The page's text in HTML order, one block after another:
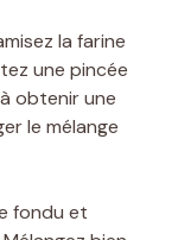
la farine
une pincée
obtenir une
le mélange
fondu et